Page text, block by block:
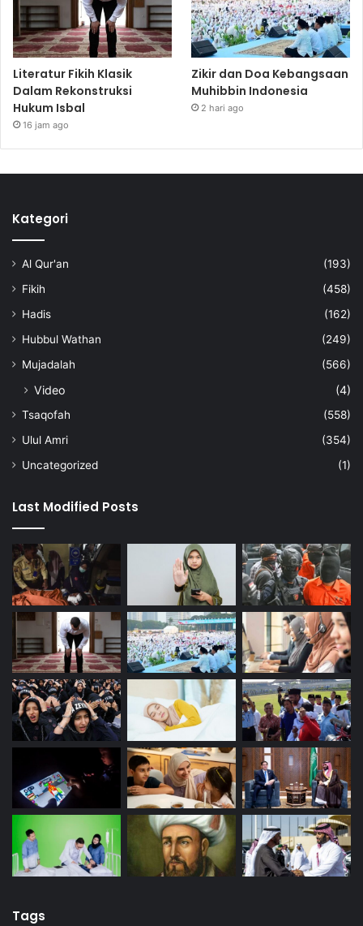
Literatur Fikih Klasik
Dalam Rekonstruksi
Hukum Isbal
16 jam ago
Zikir dan Doa Kebangsaan
Muhibbin Indonesia
2 hari ago
Kategori
Al Qur'an
(193)
Fikih
(458)
Hadis
(162)
Hubbul Wathan
(249)
Mujadalah
(566)
Video (4)
Tsaqofah
(558)
Ulul Amri
(354)
Uncategorized
(1)
Last Modified Posts
Tags